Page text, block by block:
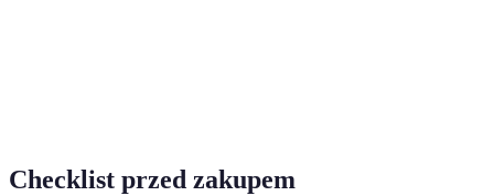
Checklist przed zakupem